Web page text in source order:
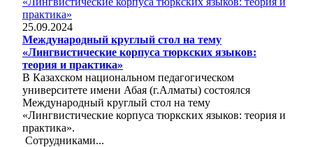
25.09.2024
Международный круглый стол на тему
«Лингвистические корпуса тюркских языков:
теория и практика»
В Казахском национальном педагогическом
университете имени Абая (г.Алматы) состоялся
Международный круглый стол на тему
«Лингвистические корпуса тюркских языков: теория и
практика».
Сотрудниками...